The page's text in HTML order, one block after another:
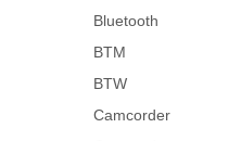
Bluetooth
BTM
BTW
Camcorder